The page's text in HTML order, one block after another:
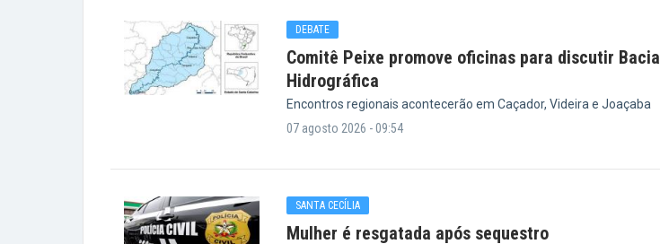
DEBATE
Comitê Peixe promove oficinas para discutir Bacia
Hidrográfica
Encontros regionais acontecerão em Caçador, Videira e Joaçaba
07 agosto 2026 - 09:54
SANTA CECÍLIA
Mulher é resgatada após sequestro